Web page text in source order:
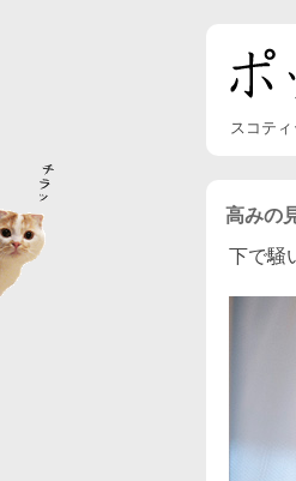
スコテ
高みの
下で騒